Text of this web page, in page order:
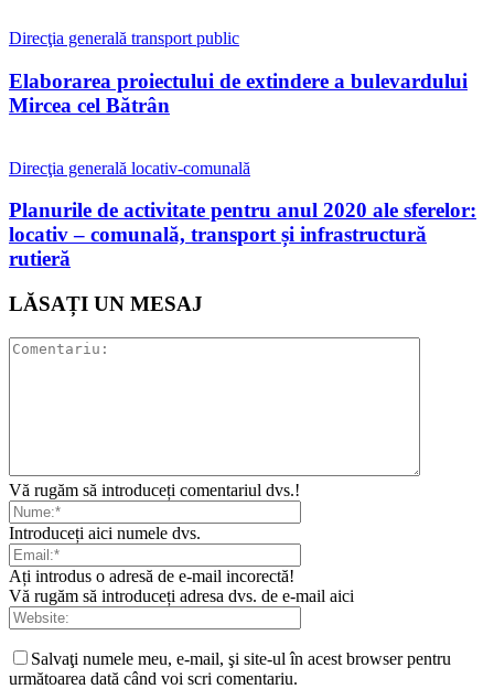
Direcţia generală transport public
Elaborarea proiectului de extindere a bulevardului
Mircea cel Bătrân
Direcţia generală locativ-comunală
Planurile de activitate pentru anul 2020 ale sferelor:
locativ – comunală, transport și infrastructură
rutieră
LĂSAȚI UN MESAJ
Vă rugăm să introduceți comentariul dvs.!
Introduceți aici numele dvs.
Ați introdus o adresă de e-mail incorectă!
Vă rugăm să introduceți adresa dvs. de e-mail aici
Salvaţi numele meu, e-mail, şi site-ul în acest browser pentru
următoarea dată când voi scri comentariu.